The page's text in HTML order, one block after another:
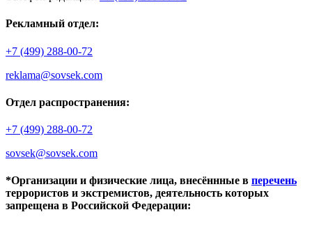
Рекламный отдел:
+7 (499) 288-00-72
reklama@sovsek.com
Отдел распространения:
+7 (499) 288-00-72
sovsek@sovsek.com
*Организации и физические лица, внесённные в перечень
террористов и экстремистов, деятельность которых
запрещена в Российской Федерации: